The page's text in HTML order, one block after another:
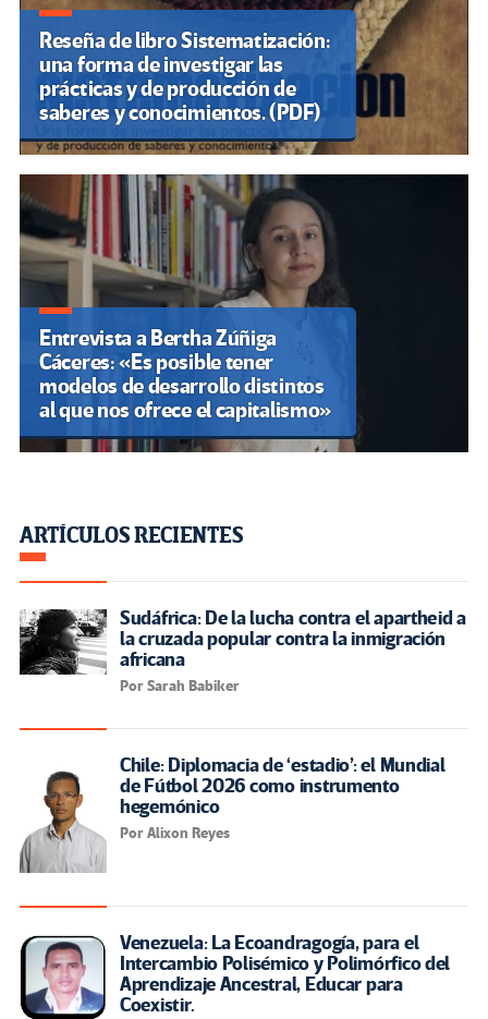
Reseña de libro Sistematización:
una forma de investigar las
prácticas y de producción de
saberes y conocimientos. (PDF)
Entrevista a Bertha Zúñiga
Cáceres: «Es posible tener
modelos de desarrollo distintos
al que nos ofrece el capitalismo»
ARTÍCULOS RECIENTES
Sudáfrica: De la lucha contra el apartheid a
la cruzada popular contra la inmigración
africana
Por Sarah Babiker
Chile: Diplomacia de ‘estadio’: el Mundial
de Fútbol 2026 como instrumento
hegemónico
Por Alixon Reyes
Venezuela: La Ecoandragogía, para el
Intercambio Polisémico y Polimórfico del
Aprendizaje Ancestral, Educar para
Coexistir.